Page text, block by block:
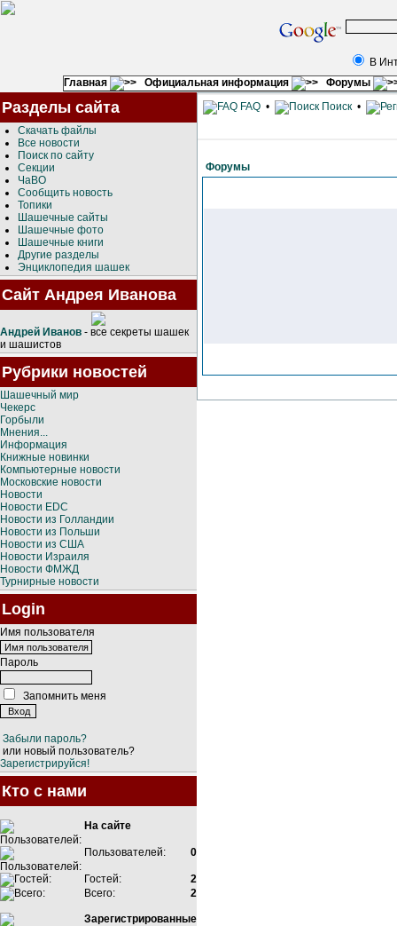
В
Главная
Официальная информация Форумы
Разделы сайта
Скачать файлы
Все новости
Поиск по сайту
Секции
ЧаВО
Сообщить новость
Топики
Шашечные сайты
Шашечные фото
Шашечные книги
Другие разделы
Энциклопедия шашек
Сайт Андрея Иванова
Андрей Иванов - все секреты шашек
и шашистов
Рубрики новостей
Шашечный мир
Чекерс
Горбыли
Мнения...
Информация
Книжные новинки
Компьютерные новости
Московские новости
Новости
Новости EDC
Новости из Голландии
Новости из Польши
Новости из США
Новости Израиля
Новости ФМЖД
Турнирные новости
Login
Имя пользователя
Пароль
Запомнить меня
Забыли пароль?
или новый пользователь?
Зарегистрируйся!
Кто с нами
На сайте
Пользователей: 0
Гостей:
2
Всего:
2
Зарегистрированные
FAQ • Поиск •
Форумы